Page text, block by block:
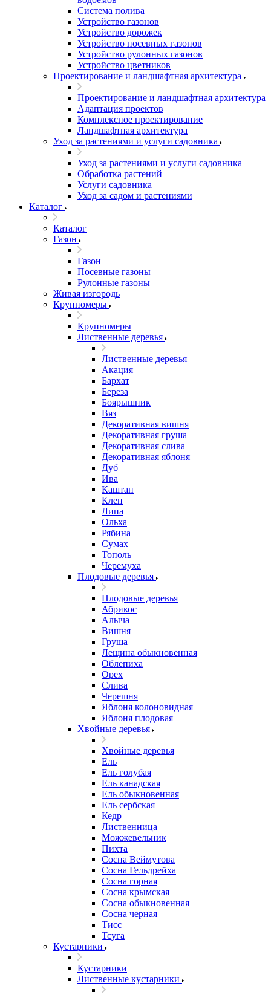
Система полива
Устройство газонов
Устройство дорожек
Устройство посевных газонов
Устройство рулонных газонов
Устройство цветников
Проектирование и ландшафтная архитектура
Проектирование и ландшафтная архитектура
Адаптация проектов
Комплексное проектирование
Ландшафтная архитектура
Уход за растениями и услуги садовника
Уход за растениями и услуги садовника
Обработка растений
Услуги садовника
Уход за садом и растениями
Каталог
Каталог
Газон
Газон
Посевные газоны
Рулонные газоны
Живая изгородь
Крупномеры
Крупномеры
Лиственные деревья
Лиственные деревья
Акация
Бархат
Береза
Боярышник
Вяз
Декоративная вишня
Декоративная груша
Декоративная слива
Декоративная яблоня
Дуб
Ива
Каштан
Клен
Липа
Ольха
Рябина
Сумах
Тополь
Черемуха
Плодовые деревья
Плодовые деревья
Абрикос
Алыча
Вишня
Груша
Лещина обыкновенная
Облепиха
Орех
Слива
Черешня
Яблоня колоновидная
Яблоня плодовая
Хвойные деревья
Хвойные деревья
Ель
Ель голубая
Ель канадская
Ель обыкновенная
Ель сербская
Кедр
Лиственница
Можжевельник
Пихта
Сосна Веймутова
Сосна Гельдрейха
Сосна горная
Сосна крымская
Сосна обыкновенная
Сосна черная
Тисс
Тсуга
Кустарники
Кустарники
Лиственные кустарники